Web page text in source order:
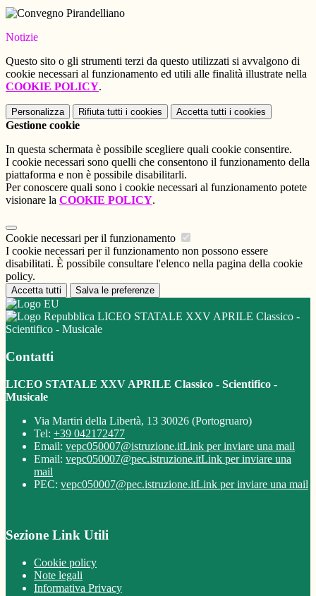
Notizie
Questo sito o gli strumenti terzi da questo utilizzati si avvalgono di
cookie necessari al funzionamento ed utili alle finalità illustrate nella
COOKIE POLICY.
Personalizza Rifiuta tutti i cookies Accetta tutti i cookies
Gestione cookie
In questa schermata è possibile scegliere quali cookie consentire.
I cookie necessari sono quelli che consentono il funzionamento della
piattaforma e non è possibile disabilitarli.
Per conoscere quali sono i cookie necessari al funzionamento potete
visionare la COOKIE POLICY.
Cookie necessari per il funzionamento
I cookie necessari per il funzionamento non possono essere
disabilitati. È possibile consultare l'elenco nella pagina della cookie
policy.
Accetta tutti Salva le preferenze
LICEO STATALE XXV APRILE Classico -
Scientifico - Musicale
Contatti
LICEO STATALE XXV APRILE Classico - Scientifico -
Musicale
Via Martiri della Libertà, 13 30026 (Portogruaro)
Tel: +39 042172477
Email: vepc050007@istruzione.itLink per inviare una mail
Email: vepc050007@pec.istruzione.itLink per inviare una
mail
PEC: vepc050007@pec.istruzione.itLink per inviare una mail
Sezione Link Utili
Cookie policy
Note legali
Informativa Privacy